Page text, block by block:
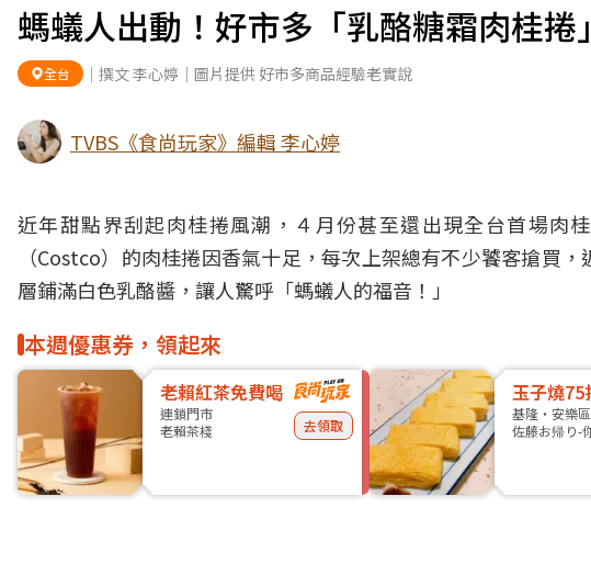
螞蟻人出動！好市多「乳酪糖霜肉桂
全台 ｜撰文 李心婷｜圖片提供 好市多商品經驗老實說
TVBS《食尚玩家》編輯 李心婷
近年甜點界刮起肉桂捲風潮，４月份甚至還出現全台首場肉
（Costco）的肉桂捲因香氣十足，每次上架總有不少饕客搶買
層鋪滿白色乳酪醬，讓人驚呼「螞蟻人的福音！」
本週優惠券，領起來
老賴紅茶免費喝
連鎖門市
老賴茶棧
去領取
玉子燒75
基隆・安樂區
佐藤お帰り-